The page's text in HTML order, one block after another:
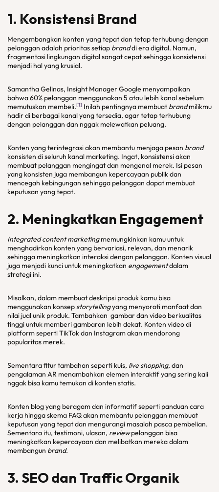
1. Konsistensi Brand
Mengembangkan konten yang tepat dan tetap terhubung dengan
pelanggan adalah prioritas setiap branddi era digital. Namun,
fragmentasi lingkungan digital sangat cepat sehingga konsistensi
menjadi hal yang krusial.
Samantha Gelinas, Insight Manager Google menyampaikan
bahwa 60% pelanggan menggunakan 5 atau lebih kanal sebelum
memutuskan membeli.[1] Inilah pentingnya membuat brandmilikmu
hadir di berbagai kanal yang tersedia, agar tetap terhubung
dengan pelanggan dan nggak melewatkan peluang.
Konten yang terintegrasi akan membantu menjaga pesan brand
konsisten di seluruh kanal marketing. Ingat, konsistensi akan
membuat pelanggan mengingat dan mengenal merek. Isi pesan
yang konsisten juga membangun kepercayaan publik dan
mencegah kebingungan sehingga pelanggan dapat membuat
keputusan yang tepat.
2. Meningkatkan Engagement
Integrated content marketingmemungkinkan kamu untuk
menghadirkan konten yang bervariasi, relevan, dan menarik
sehingga meningkatkan interaksi dengan pelanggan. Konten visual
juga menjadi kunci untuk meningkatkan engagementdalam
strategi ini.
Misalkan, dalam membuat deskripsi produk kamu bisa
menggunakan konsep storytellingyang menyoroti manfaat dan
nilai jual unik produk. Tambahkan gambar dan video berkualitas
tinggi untuk memberi gambaran lebih dekat. Konten video di
platform seperti TikTok dan Instagram akan mendorong
popularitas merek.
Sementara fitur tambahan seperti kuis, live shopping, dan
pengalaman AR menambahkan elemen interaktif yang sering kali
nggak bisa kamu temukan di konten statis.
Konten blog yang beragam dan informatif seperti panduan cara
kerja hingga skema FAQ akan membantu pelanggan membuat
keputusan yang tepat dan mengurangi masalah pasca pembelian.
Sementara itu, testimoni, ulasan, reviewpelanggan bisa
meningkatkan kepercayaan dan melibatkan mereka dalam
membangun brand.
3. SEO dan TrafficOrganik